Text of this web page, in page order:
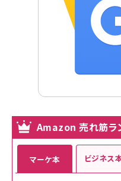
Amazon 売れ筋ラ
マーケ本 ビジネス